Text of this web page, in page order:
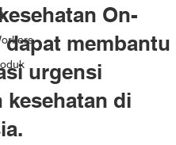
On-
dapat membantu
urgensi
kesehatan di